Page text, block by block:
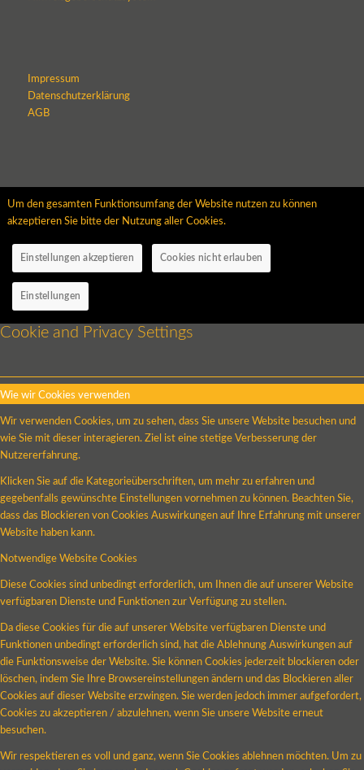
Impressum
Datenschutzerklärung
AGB
Um den gesamten Funktionsumfang der Website nutzen zu können
akzeptieren Sie bitte der Nutzung aller Cookies.
Einstellungen akzeptieren Cookies nicht erlauben
Einstellungen
Cookie and Privacy Settings
Wie wir Cookies verwenden
Wir verwenden Cookies, um zu sehen, dass Sie unsere Website besuchen und
wie Sie mit dieser interagieren. Ziel ist eine stetige Verbesserung der
Nutzererfahrung.
Klicken Sie auf die Kategorieüberschriften, um mehr zu erfahren und
gegebenfalls gewünschte Einstellungen vornehmen zu können. Beachten Sie,
dass das Blockieren von Cookies Auswirkungen auf Ihre Erfahrung mit unserer
Website haben kann.
Notwendige Website Cookies
Diese Cookies sind unbedingt erforderlich, um Ihnen die auf unserer Website
verfügbaren Dienste und Funktionen zur Verfügung zu stellen.
Da diese Cookies für die auf unserer Website verfügbaren Dienste und
Funktionen unbedingt erforderlich sind, hat die Ablehnung Auswirkungen auf
die Funktionsweise der Website. Sie können Cookies jederzeit blockieren oder
löschen, indem Sie Ihre Browsereinstellungen ändern und das Blockieren aller
Cookies auf dieser Website erzwingen. Sie werden jedoch immer aufgefordert,
Cookies zu akzeptieren / abzulehnen, wenn Sie unsere Website erneut
besuchen.
Wir respektieren es voll und ganz, wenn Sie Cookies ablehnen möchten. Um zu